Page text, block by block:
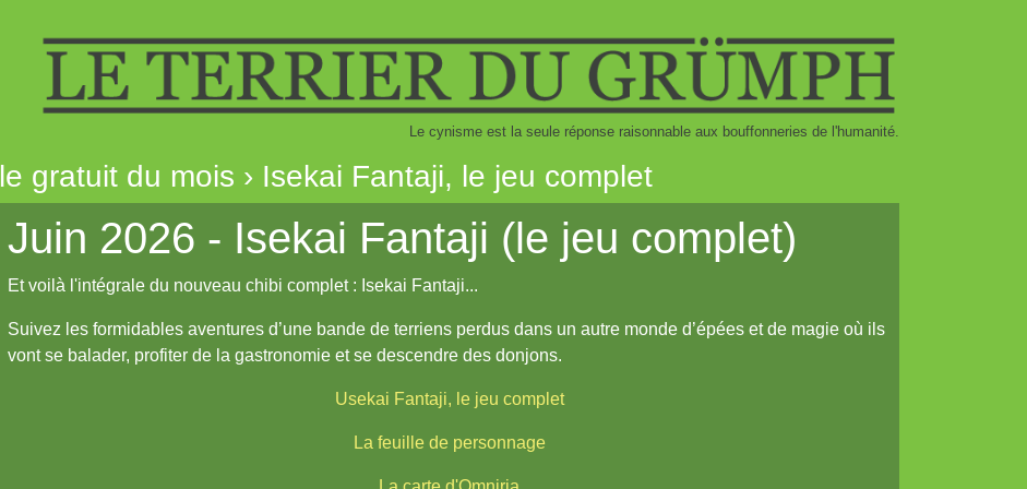
Le cynisme est la seule réponse raisonnable aux bouffonneries de l'humanité.
le gratuit du mois › Isekai Fantaji, le jeu complet
Juin 2026 - Isekai Fantaji (le jeu complet)
Et voilà l'intégrale du nouveau chibi complet : Isekai Fantaji...
Suivez les formidables aventures d’une bande de terriens perdus dans un autre monde d’épées et de magie où ils
vont se balader, profiter de la gastronomie et se descendre des donjons.
Usekai Fantaji, le jeu complet
La feuille de personnage